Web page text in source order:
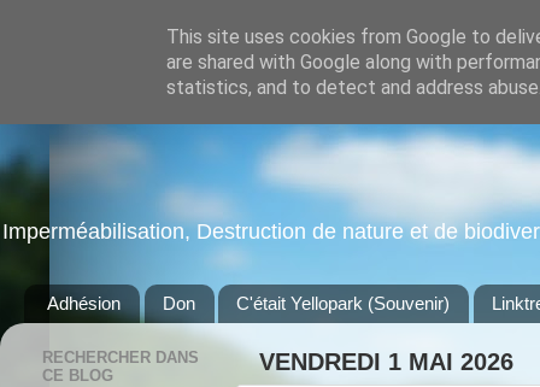
Imperméabilisation, Destruction de nature et de
Adhésion Don C'était Yellopark (Souvenir)
VENDREDI 1 MAI 2026
RECHERCHER DANS
CE BLOG
This site uses cookies from Google to
are shared with Google along with
statistics, and to detect and address